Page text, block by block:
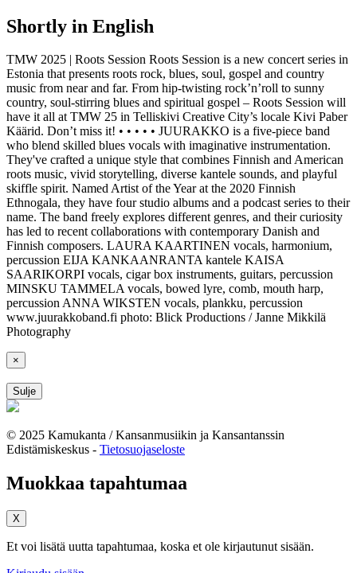
Shortly in English
TMW 2025 | Roots Session Roots Session is a new concert series in
Estonia that presents roots rock, blues, soul, gospel and country
music from near and far. From hip-twisting rock’n’roll to sunny
country, soul-stirring blues and spiritual gospel – Roots Session will
have it all at TMW 25 in Telliskivi Creative City’s locale Kivi Paber
Käärid. Don’t miss it! • • • • • JUURAKKO is a five-piece band
who blend skilled blues vocals with imaginative instrumentation.
They've crafted a unique style that combines Finnish and American
roots music, vivid storytelling, diverse kantele sounds, and playful
skiffle spirit. Named Artist of the Year at the 2020 Finnish
Ethnogala, they have four studio albums and a podcast series to their
name. The band freely explores different genres, and their curiosity
has led to recent collaborations with contemporary Danish and
Finnish composers. LAURA KAARTINEN vocals, harmonium,
percussion EIJA KANKAANRANTA kantele KAISA
SAARIKORPI vocals, cigar box instruments, guitars, percussion
MINSKU TAMMELA vocals, bowed lyre, comb, mouth harp,
percussion ANNA WIKSTEN vocals, plankku, percussion
www.juurakkoband.fi photo: Blick Productions / Janne Mikkilä
Photography
×
Sulje
© 2025 Kamukanta / Kansanmusiikin ja Kansantanssin
Edistämiskeskus - Tietosuojaseloste
Muokkaa tapahtumaa
X
Et voi lisätä uutta tapahtumaa, koska et ole kirjautunut sisään.